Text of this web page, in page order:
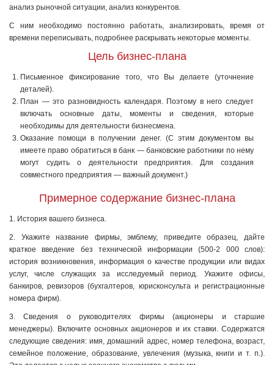
анализ рыночной ситуации, анализ конкурентов.
С ним необходимо постоянно работать, анализировать, время от
времени переписывать, подробнее раскрывать некоторые моменты.
Цель бизнес-плана
Письменное фиксирование того, что Вы делаете (уточнение
деталей).
План — это разновидность календаря. Поэтому в него следует
включать основные даты, моменты и сведения, которые
необходимы для деятельности бизнесмена.
Оказание помощи в получении денег. (С этим документом вы
имеете право обратиться в банк — банковские работники по нему
могут судить о деятельности предприятия. Для создания
совместного предприятия — важный документ.)
Примерное содержание бизнес-плана
1. История вашего бизнеса.
2. Укажите название фирмы, эмблему, приведите образец, дайте
краткое введение без технической информации (500-2 000 слов):
история возникновения, информация о качестве продукции или видах
услуг, числе служащих за исследуемый период. Укажите офисы,
банкиров, ревизоров (бухгалтеров, юрисконсульта и регистрационные
номера фирм).
3. Сведения о руководителях фирмы (акционеры и старшие
менеджеры). Включите основных акционеров и их ставки. Содержатся
следующие сведения: имя, домашний адрес, номер телефона, возраст,
семейное положение, образование, увлечения (музыка, книги и т. п.).